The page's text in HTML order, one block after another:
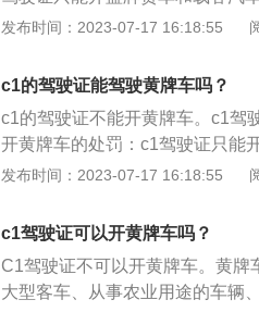
就需要考取B证之后才能驾驶。
可以驾驶的，比如大型、中型的
有牵引车等。如果驾驶跟准驾车
而且还会扣分罚款。所以驾驶员
符的车型。
P，C-NCAP等。不过现在微型
模糊，一般是根据生产厂商的定
的违章和无证驾驶，处罚款并驾
驶证驾驶机动车”和“驾驶与驾驶
发布时间：2023-07-17 16:18:55
c1的驾驶证能驾驶黄牌车吗？
c1的驾驶证不能开黄牌车。c1驾
开黄牌车的处罚：c1驾驶证只能
准驾车型不符机动车的违章和无
车型。未取得机动车驾驶证驾驶
动车处罚一样。
发布时间：2023-07-17 16:18:55
c1驾驶证可以开黄牌车吗？
C1驾驶证不可以开黄牌车。黄牌
大型客车、从事农业用途的车辆